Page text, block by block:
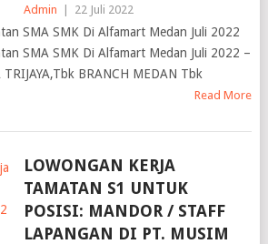
Admin 22 Juli 2022
SMA SMK Di Alfamart Medan Juli 2022
SMA SMK Di Alfamart Medan Juli 2022 –
BRANCH MEDAN Tbk
Read More
LOWONGAN KERJA
TAMATAN S1 UNTUK
POSISI: MANDOR / STAFF
LAPANGAN DI PT. MUSIM